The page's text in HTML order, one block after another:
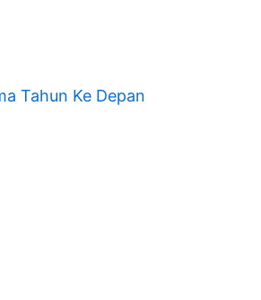
Tahun Ke Depan